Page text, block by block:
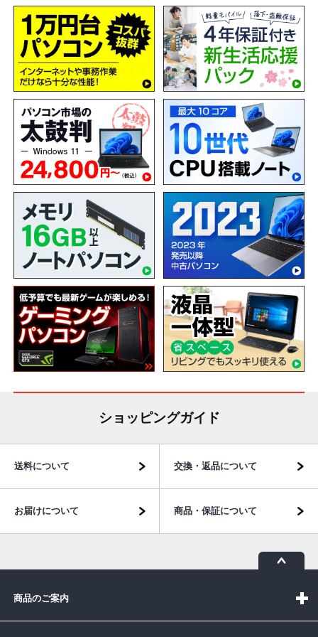
ショッピングガイド
送料について 交換・返品について
お届けについて 商品・保証について
商品のご案内